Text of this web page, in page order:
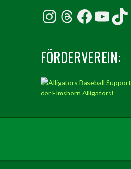
Instagram
Threads
FÖRDERVEREIN: